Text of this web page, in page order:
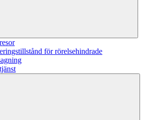
för rörelsehindrade